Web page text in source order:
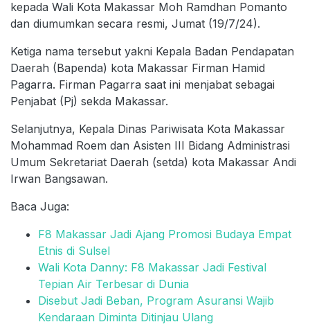
kepada Wali Kota Makassar Moh Ramdhan Pomanto
dan diumumkan secara resmi, Jumat (19/7/24).
Ketiga nama tersebut yakni Kepala Badan Pendapatan
Daerah (Bapenda) kota Makassar Firman Hamid
Pagarra. Firman Pagarra saat ini menjabat sebagai
Penjabat (Pj) sekda Makassar.
Selanjutnya, Kepala Dinas Pariwisata Kota Makassar
Mohammad Roem dan Asisten III Bidang Administrasi
Umum Sekretariat Daerah (setda) kota Makassar Andi
Irwan Bangsawan.
Baca Juga:
F8 Makassar Jadi Ajang Promosi Budaya Empat
Etnis di Sulsel
Wali Kota Danny: F8 Makassar Jadi Festival
Tepian Air Terbesar di Dunia
Disebut Jadi Beban, Program Asuransi Wajib
Kendaraan Diminta Ditinjau Ulang